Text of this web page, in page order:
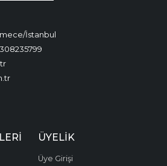
İstanbul
ÜYELIK
Üye Girişi